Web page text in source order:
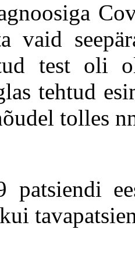
vaid
test oli
tehtud
tolles
patsiendi